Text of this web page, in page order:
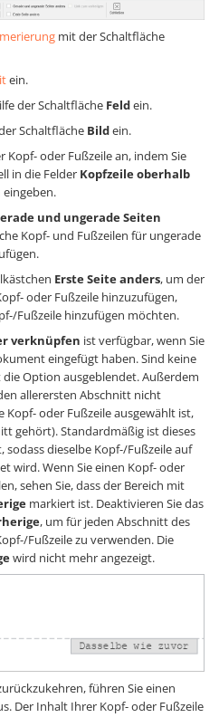
mit der Schaltfläche
ein.
der Schaltfläche Feldein.
Schaltfläche Bildein.
Kopf- oder Fußzeile an, indem Sie
in die Felder Kopfzeile oberhalb
eingeben.
und ungerade Seiten
Kopf- und Fußzeilen für ungerade
Erste Seite anders, um der
oder Fußzeile hinzuzufügen,
Fußzeile hinzufügen möchten.
verknüpfen ist verfügbar, wenn Sie
eingefügt haben. Sind keine
Option ausgeblendet. Außerdem
allerersten Abschnitt nicht
Kopf- oder Fußzeile ausgewählt ist,
gehört). Standardmäßig ist dieses
dieselbe Kopf-/Fußzeile auf
wird. Wenn Sie einen Kopf- oder
sehen Sie, dass der Bereich mit
markiert ist. Deaktivieren Sie das
, um für jeden Abschnitt des
Fußzeile zu verwenden. Die
wird nicht mehr angezeigt.
führen Sie einen
Der Inhalt Ihrer Kopf- oder Fußzeile